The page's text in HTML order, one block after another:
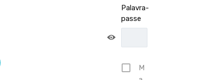
Palavra-
passe
M